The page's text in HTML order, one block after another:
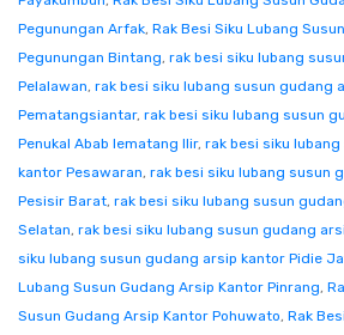
Pegunungan Arfak, Rak Besi Siku Lubang
Pegunungan Bintang, rak besi siku lubang
Pelalawan, rak besi siku lubang susun gudang
Pematangsiantar, rak besi siku lubang susun
Penukal Abab lematang Ilir, rak besi siku
kantor Pesawaran, rak besi siku lubang susun
Pesisir Barat, rak besi siku lubang susun
Selatan, rak besi siku lubang susun gudang
siku lubang susun gudang arsip kantor Pidie
Lubang Susun Gudang Arsip Kantor Pinrang,
Susun Gudang Arsip Kantor Pohuwato, Rak